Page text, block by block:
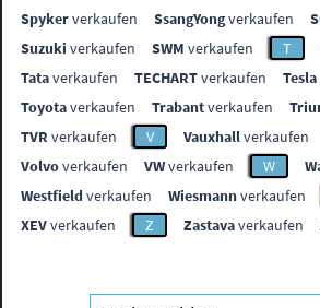
Spykerverkaufen SsangYongverkaufen
Suzuki verkaufen SWM verkaufen T
Tataverkaufen TECHARTverkaufen Tesla
Toyotaverkaufen Trabantverkaufen
TVR verkaufen V Vauxhallverkaufen
Volvoverkaufen VWverkaufen W
Westfieldverkaufen Wiesmannverkaufen
XEVverkaufen Z Zastavaverkaufen